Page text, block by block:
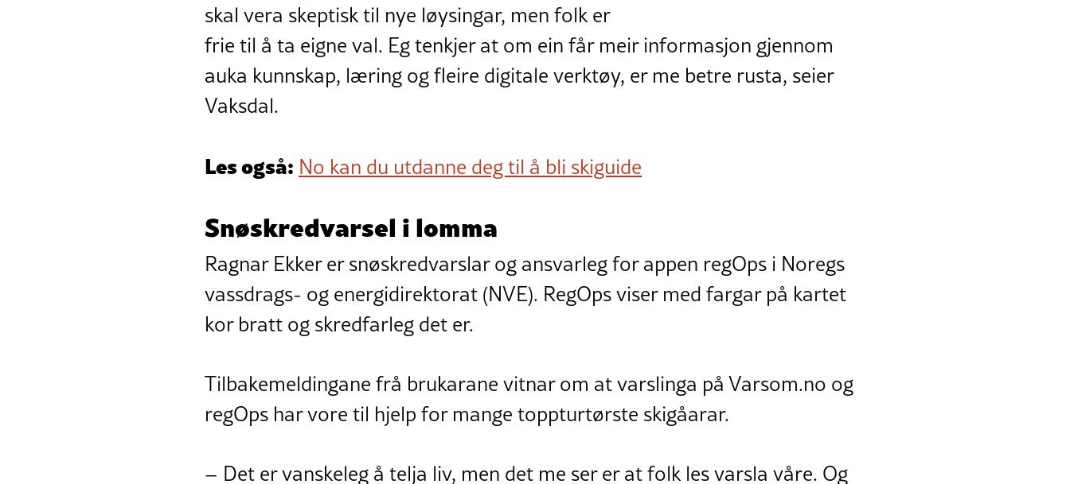
skal vera skeptisk til nye løysingar, men folk er
frie til å ta eigne val. Eg tenkjer at om ein får meir informasjon gjennom
auka kunnskap, læring og fleire digitale verktøy, er me betre rusta, seier
Vaksdal.
Les også: No kan du utdanne deg til å bli skiguide
Snøskredvarsel i lomma
Ragnar Ekker er snøskredvarslar og ansvarleg for appen regOps i Noregs
vassdrags- og energidirektorat (NVE). RegOps viser med fargar på kartet
kor bratt og skredfarleg det er.
Tilbakemeldingane frå brukarane vitnar om at varslinga på Varsom.no og
regOps har vore til hjelp for mange toppturtørste skigåarar.
– Det er vanskeleg å telja liv, men det me ser er at folk les varsla våre. Og